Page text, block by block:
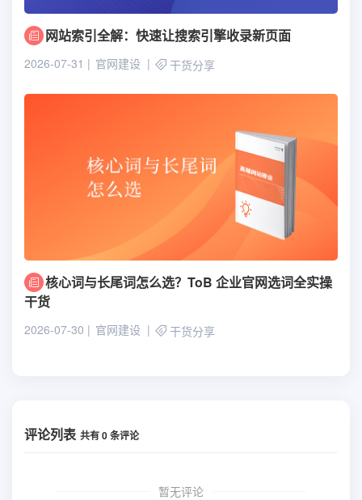
网站索引全解：快速让搜索引擎收录新页面
2026-07-31 官网建设 干货分享
核心词与长尾词怎么选？ToB 企业官网选词全实操
干货
2026-07-30 官网建设 干货分享
评论列表 共有0条评论
暂无评论